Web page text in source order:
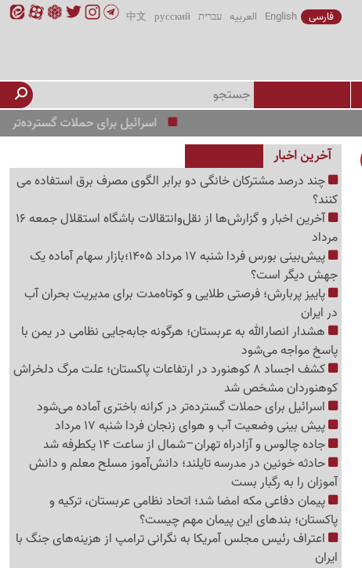
فارسی English العربیه עברית русский
中文
اسرائیل برای حملات گسترده‌تر در
آخرین اخبار
چند درصد مشترکان خانگی دو برابر الگوی مصرف برق استفاده می
کنند؟
آخرین اخبار و گزارش‌ها از نقل‌وانتقالات باشگاه استقلال جمعه 16
مرداد
پیش‌بینی بورس فردا شنبه 17 مرداد 1405؛بازار سهام آماده یک
جهش دیگر است؟
پاییز پربارش؛ فرصتی طلایی و کوتاه‌مدت برای مدیریت بحران آب
در ایران
هشدار انصارالله به عربستان؛ هرگونه جابه‌جایی نظامی در یمن با
پاسخ مواجه می‌شود
کشف اجساد 8 کوهنورد در ارتفاعات پاکستان؛ علت مرگ دلخراش
کوهنوردان مشخص شد
اسرائیل برای حملات گسترده‌تر در کرانه باختری آماده می‌شود
پیش بینی وضعیت آب و هوای زنجان فردا شنبه 17 مرداد
جاده چالوس و آزادراه تهران–شمال از ساعت 14 یکطرفه شد
حادثه خونین در مدرسه تایلند؛ دانش‌آموز مسلح معلم و دانش
آموزان را به رگبار بست
پیمان دفاعی مکه امضا شد؛ اتحاد نظامی عربستان، ترکیه و
پاکستان؛ بندهای این پیمان مهم چیست؟
اعتراف رئیس مجلس آمریکا به نگرانی ترامپ از هزینه‌های جنگ با
ایران